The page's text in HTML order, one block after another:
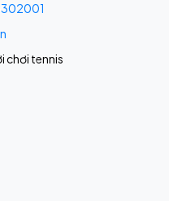
chơi tennis